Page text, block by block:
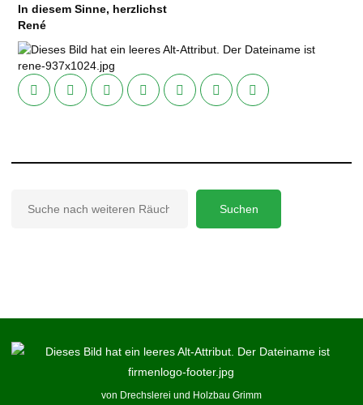
In diesem Sinne, herzlichst
René
Suchen
von Drechslerei und Holzbau Grimm